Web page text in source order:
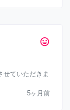
tag_faces
せていただきま
5ヶ月前